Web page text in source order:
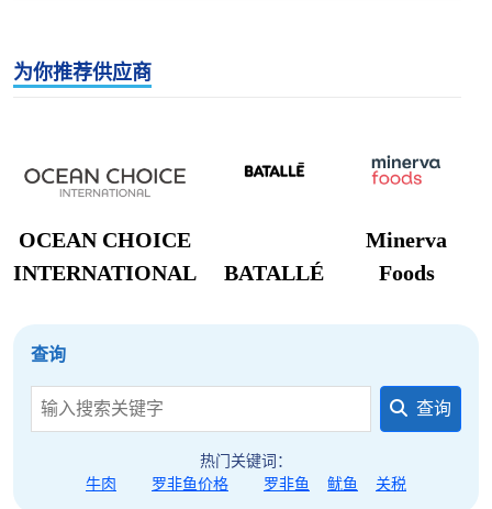
涨行情
饮、熟食加工需求整体偏弱，屠宰企业白条出库速
度平缓，冻品库存维持一定水平。终端需求没有全
局部货源偏紧区域出现小幅上涨，无法带动全国普
涨。
上涨区域：黑龙江养殖户错峰出栏、压栏观望，市
场可售肥猪偏少；下跌区域：山西、西北部分养殖
户借短期修复窗口集中出栏，短期供给小幅宽松；
持平区域：绝大多数省份养殖户均衡错峰出栏，供
为你推荐供应商
OCEAN CHOICE
INTERNATIONAL
BATALLÉ
Minerva
Foods
查询
查询
热门关键词：
牛肉
罗非鱼价格 罗非鱼 鱿鱼 关税